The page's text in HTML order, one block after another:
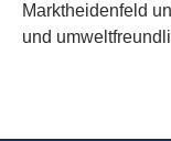
Marktheidenfeld
und